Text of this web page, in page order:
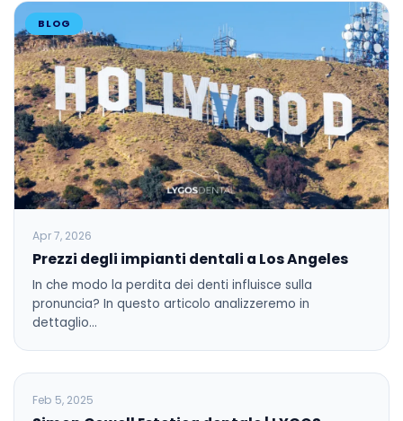
BLOG
Apr 7, 2026
Prezzi degli impianti dentali a Los Angeles
In che modo la perdita dei denti influisce sulla
pronuncia? In questo articolo analizzeremo in
dettaglio…
BLOG
Feb 5, 2025